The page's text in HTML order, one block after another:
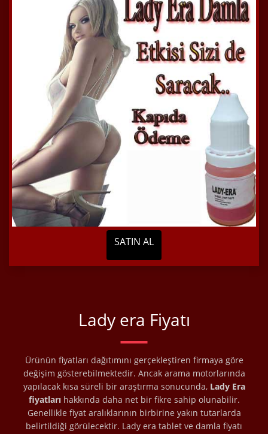
SATIN AL
Lady era Fiyatı
Ürünün fiyatları dağıtımını gerçekleştiren firmaya göre
değişim gösterebilmektedir. Ancak arama motorlarında
yapılacak kısa süreli bir araştırma sonucunda, Lady Era
fiyatlarıhakkında daha net bir fikre sahip olunabilir.
Genellikle fiyat aralıklarının birbirine yakın tutarlarda
belirtildiği görülecektir. Lady era tablet ve damla fiyatı